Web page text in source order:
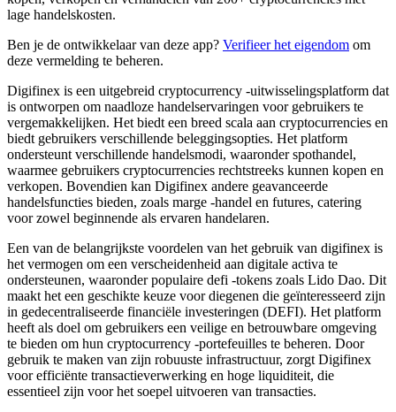
lage handelskosten.
Ben je de ontwikkelaar van deze app? Verifieer het eigendom om
deze vermelding te beheren.
Digifinex is een uitgebreid cryptocurrency -uitwisselingsplatform dat
is ontworpen om naadloze handelservaringen voor gebruikers te
vergemakkelijken. Het biedt een breed scala aan cryptocurrencies en
biedt gebruikers verschillende beleggingsopties. Het platform
ondersteunt verschillende handelsmodi, waaronder spothandel,
waarmee gebruikers cryptocurrencies rechtstreeks kunnen kopen en
verkopen. Bovendien kan Digifinex andere geavanceerde
handelsfuncties bieden, zoals marge -handel en futures, catering
voor zowel beginnende als ervaren handelaren.
Een van de belangrijkste voordelen van het gebruik van digifinex is
het vermogen om een ​​verscheidenheid aan digitale activa te
ondersteunen, waaronder populaire defi -tokens zoals Lido Dao. Dit
maakt het een geschikte keuze voor diegenen die geïnteresseerd zijn
in gedecentraliseerde financiële investeringen (DEFI). Het platform
heeft als doel om gebruikers een veilige en betrouwbare omgeving
te bieden om hun cryptocurrency -portefeuilles te beheren. Door
gebruik te maken van zijn robuuste infrastructuur, zorgt Digifinex
voor efficiënte transactieverwerking en hoge liquiditeit, die
essentieel zijn voor het soepel uitvoeren van transacties.